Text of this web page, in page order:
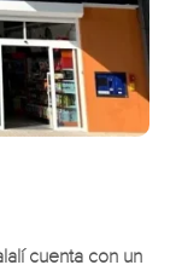
cuenta con un